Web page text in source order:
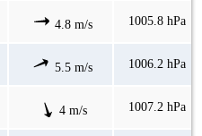
4.8 m/s 1005.8 hPa
5.5 m/s 1006.2 hPa
4 m/s 1007.2 hPa